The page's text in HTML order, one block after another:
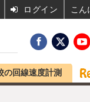
の回線速度計測
ログイン こん